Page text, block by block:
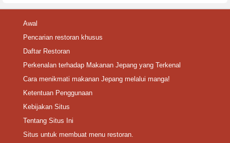
Awal
Pencarian restoran khusus
Daftar Restoran
Perkenalan terhadap Makanan Jepang yang Terkenal
Cara menikmati makanan Jepang melalui manga!
Ketentuan Penggunaan
Kebijakan Situs
Tentang Situs Ini
Situs untuk membuat menu restoran.